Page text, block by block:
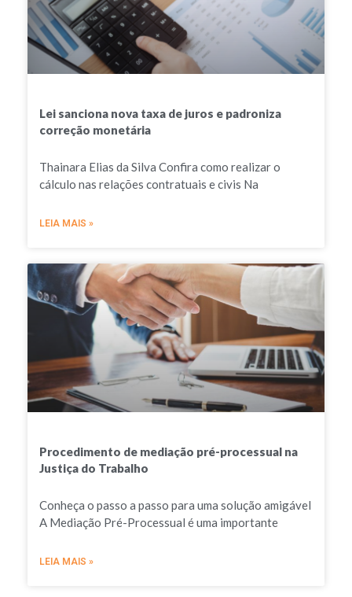
Lei sanciona nova taxa de juros e padroniza
correção monetária
Thainara Elias da Silva Confira como realizar o
cálculo nas relações contratuais e civis Na
LEIA MAIS »
Procedimento de mediação pré-processual na
Justiça do Trabalho
Conheça o passo a passo para uma solução amigável
A Mediação Pré-Processual é uma importante
LEIA MAIS »